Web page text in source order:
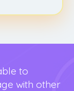
to
with other